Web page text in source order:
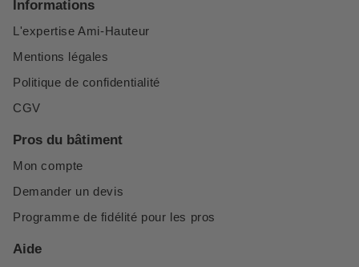
Informations
L'expertise Ami-Hauteur
Mentions légales
Politique de confidentialité
CGV
Pros du bâtiment
Mon compte
Demander un devis
Programme de fidélité pour les pros
Aide